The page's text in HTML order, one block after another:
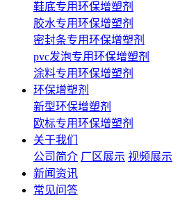
鞋底专用环保增塑剂
胶水专用环保增塑剂
密封条专用环保增塑剂
pvc发泡专用环保增塑剂
涂料专用环保增塑剂
环保增塑剂
新型环保增塑剂
欧标专用环保增塑剂
关于我们
公司简介 厂区展示 视频展示
新闻资讯
常见问答